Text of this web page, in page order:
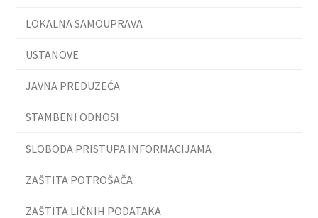
LOKALNA SAMOUPRAVA
USTANOVE
JAVNA PREDUZEĆA
STAMBENI ODNOSI
SLOBODA PRISTUPA INFORMACIJAMA
ZAŠTITA POTROŠAČA
ZAŠTITA LIČNIH PODATAKA